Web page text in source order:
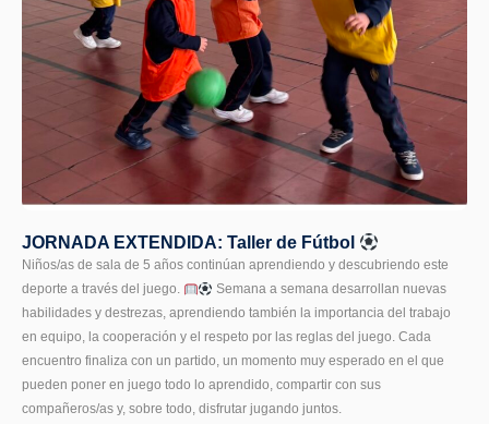
JORNADA EXTENDIDA: Taller de Fútbol
Niños/as de sala de 5 años continúan aprendiendo y descubriendo este
deporte a través del juego.
Semana a semana desarrollan nuevas
habilidades y destrezas, aprendiendo también la importancia del trabajo
en equipo, la cooperación y el respeto por las reglas del juego. Cada
encuentro finaliza con un partido, un momento muy esperado en el que
pueden poner en juego todo lo aprendido, compartir con sus
compañeros/as y, sobre todo, disfrutar jugando juntos.